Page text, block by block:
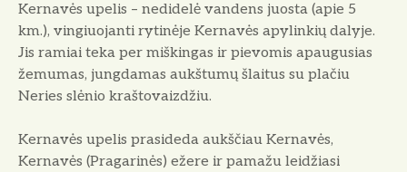
Kernavės upelis – nedidelė vandens juosta (apie 5
km.), vingiuojanti rytinėje Kernavės apylinkių dalyje.
Jis ramiai teka per miškingas ir pievomis apaugusias
žemumas, jungdamas aukštumų šlaitus su plačiu
Neries slėnio kraštovaizdžiu.
Kernavės upelis prasideda aukščiau Kernavės,
Kernavės (Pragarinės) ežere ir pamažu leidžiasi